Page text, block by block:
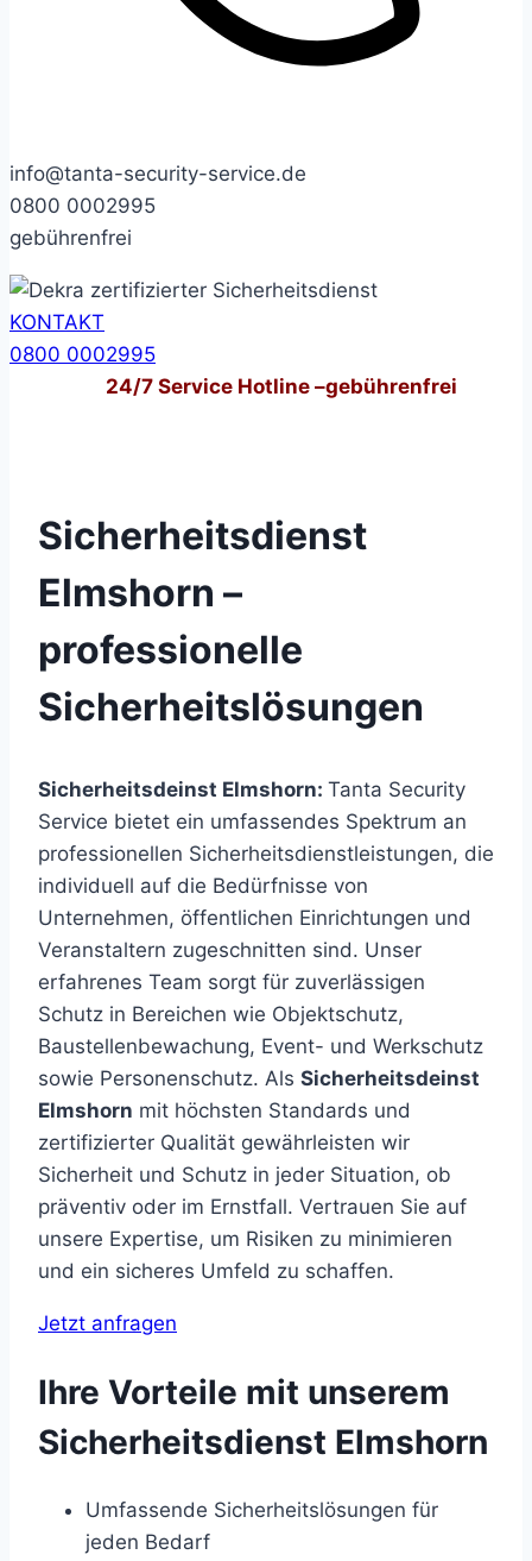
info@tanta-security-service.de
0800 0002995
gebührenfrei
KONTAKT
0800 0002995
24/7Service Hotline –gebührenfrei
Sicherheitsdienst
Elmshorn –
professionelle
Sicherheitslösungen
Sicherheitsdeinst Elmshorn: Tanta Security
Service bietet ein umfassendes Spektrum an
professionellen Sicherheitsdienstleistungen, die
individuell auf die Bedürfnisse von
Unternehmen, öffentlichen Einrichtungen und
Veranstaltern zugeschnitten sind. Unser
erfahrenes Team sorgt für zuverlässigen
Schutz in Bereichen wie Objektschutz,
Baustellenbewachung, Event- und Werkschutz
sowie Personenschutz. Als Sicherheitsdeinst
Elmshorn mit höchsten Standards und
zertifizierter Qualität gewährleisten wir
Sicherheit und Schutz in jeder Situation, ob
präventiv oder im Ernstfall. Vertrauen Sie auf
unsere Expertise, um Risiken zu minimieren
und ein sicheres Umfeld zu schaffen.
Jetzt anfragen
Ihre Vorteile mit unserem
Sicherheitsdienst Elmshorn
Umfassende Sicherheitslösungen für
jeden Bedarf